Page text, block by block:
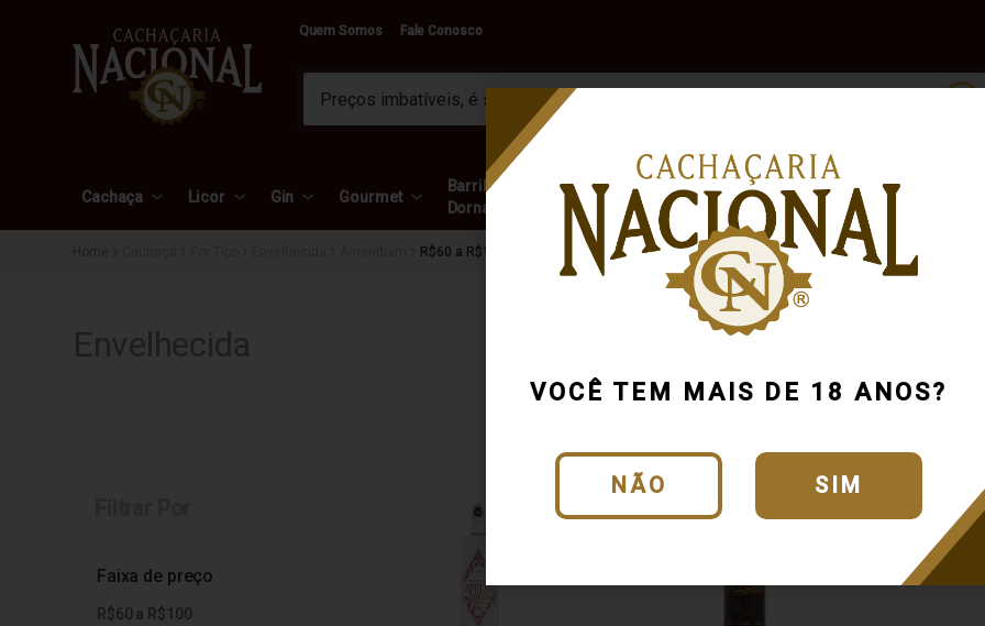
VOCÊ TEM MAIS DE 18 ANOS?
NÃO SIM
Quem Somos Fale Conosco
Cachaça Licor Gin Gourmet
Barril e
Dorna
Acessórios
Outras
Bebidas
Marcas
R$60 a R$100
Faixa de preço
R$60 a R$100